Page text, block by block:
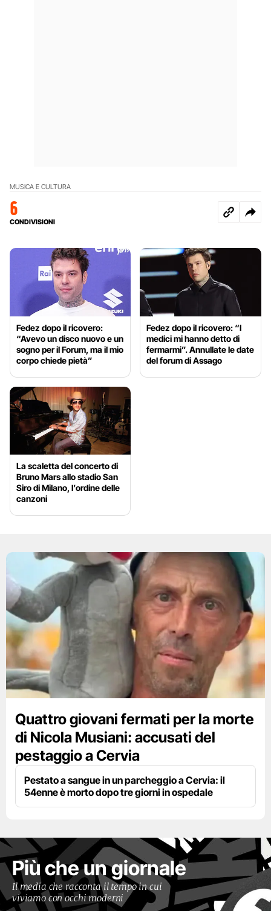
MUSICA E CULTURA
6
CONDIVISIONI
Fedez dopo il ricovero:
“Avevo un disco nuovo e un
sogno per il Forum, ma il mio
corpo chiede pietà”
Fedez dopo il ricovero: “I
medici mi hanno detto di
fermarmi”. Annullate le date
del forum di Assago
La scaletta del concerto di
Bruno Mars allo stadio San
Siro di Milano, l’ordine delle
canzoni
Quattro giovani fermati per la morte
di Nicola Musiani: accusati del
pestaggio a Cervia
Pestato a sangue in un parcheggio a Cervia: il
54enne è morto dopo tre giorni in ospedale
Più che un giornale
Il media che racconta il tempo in cui
viviamo con occhi moderni